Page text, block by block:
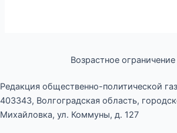
Возрастное
Редакция общественно-политической
403343, Волгоградская область,
Михайловка, ул. Коммуны, д. 127